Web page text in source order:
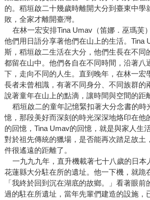
的。稻垣啟二十幾歲時離開大分到臺東中學
敗，全家才離開臺灣。
在林一宏安排Tina Umav（笛娜．巫瑪芙
他們用日語分享著他們在山上的生活。Tina
斯，稻垣啟二生活在大分，他們生長在不同
都留在山中。他們各自在不同時間，沿著八
下，走向不同的人生。直到晚年，在林一宏
長者未曾相識，有著不同身分、不同族群的
說著童年在山上的點滴，讓時間與空間的距
稻垣啟二的童年記憶緊扣著大分念書的時
憶，那段美好而深刻的時光深深地烙印在他
的回憶，Tina Umav的回憶，就是與家人生
對於祖先傳統的獵場，是否能再次踏足故土
件很遙遠的距離了。
一九九九年，直升機載著七十八歲的日本
花蓮縣大分駐在所的遺址。他一下機，就跪
「我終於回到沉在湖底的故鄉。」看著眼前
過的駐在所遺址，當年先輩們建造的設施，